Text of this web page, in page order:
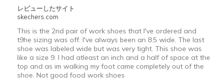
レビューしたサイト
skechers.com
This is the 2nd pair of work shoes that I've ordered and
t9he sizing was off. I've always been an 8.5 wide. The last
shoe was labeled wide but was very tight. This shoe was
like a size 9. I had atleast an inch and a half of space at the
top and as im walking my foot came completely out of the
shoe. Not good food work shoes